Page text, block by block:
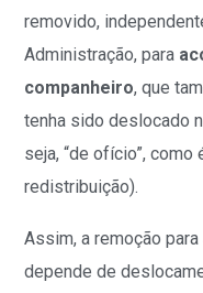
removido,
Administração, para
companheiro, que
tenha sido deslocado
seja, “de ofício”,
redistribuição).
Assim, a remoção
depende de